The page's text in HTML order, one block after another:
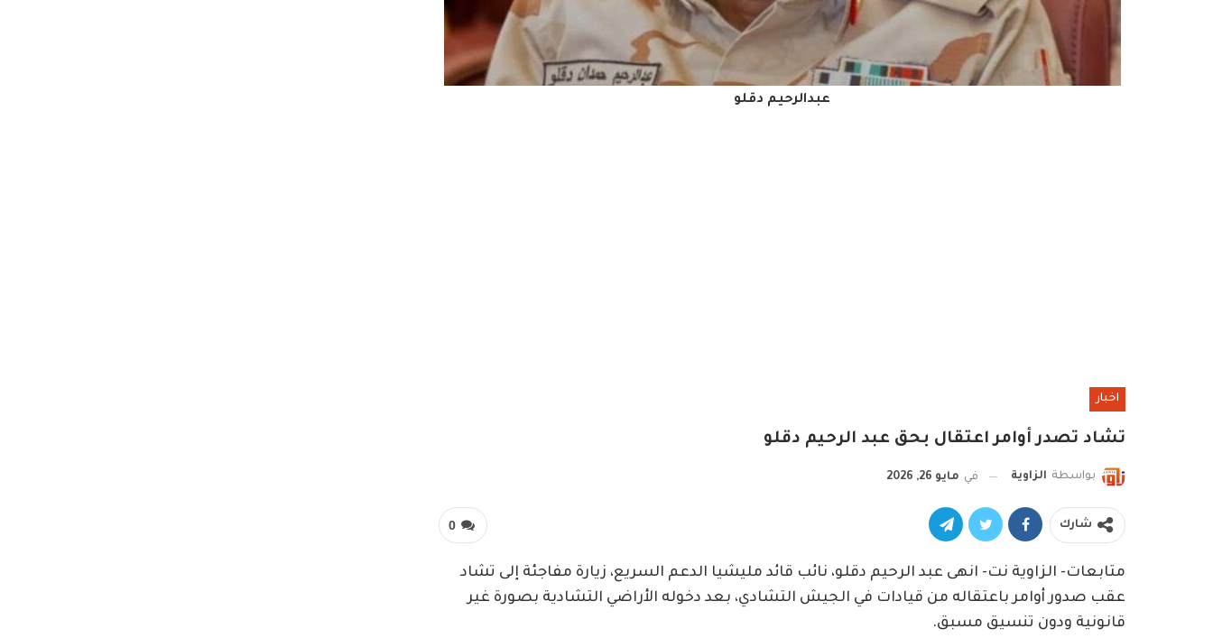
عبدالرحيم دقلو
اخبار
تشاد تصدر أوامر اعتقال بحق عبد الرحيم دقلو
بواسطة الزاوية في مايو 26, 2026
0 شارك
متابعات- الزاوية نت- انهى عبد الرحيم دقلو، نائب قائد مليشيا الدعم السريع، زيارة مفاجئة إلى تشاد
عقب صدور أوامر باعتقاله من قيادات في الجيش التشادي، بعد دخوله الأراضي التشادية بصورة غير
قانونية ودون تنسيق مسبق.